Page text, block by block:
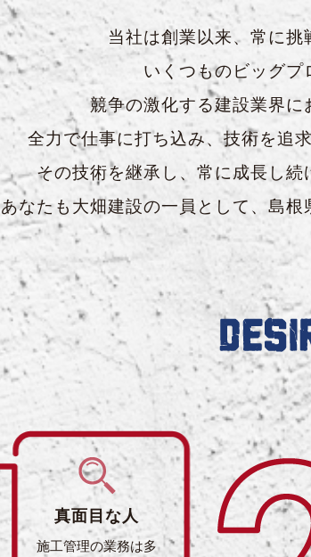
当社は創業以来、常に挑
いくつものビッグプ
競争の激化する建設業界
全力で仕事に打ち込み、技術を追
その技術を継承し、常に成長し続
あなたも大畑建設の一員として、島根
真面目な人
施工管理の業務は多